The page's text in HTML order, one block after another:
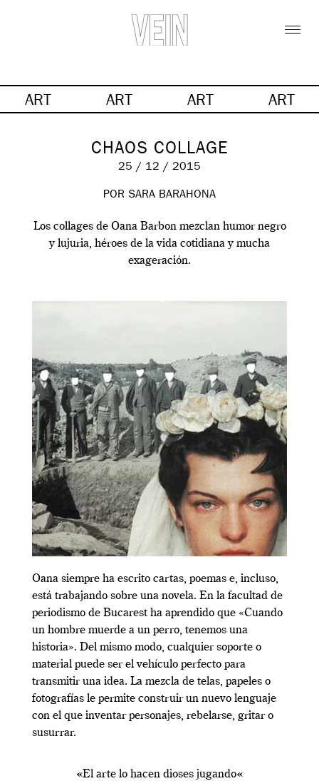
ART ART ART ART
CHAOS COLLAGE
25 / 12 / 2015
POR SARA BARAHONA
Los collages de Oana Barbon mezclan humor negro
y lujuria, héroes de la vida cotidiana y mucha
exageración.
Oana siempre ha escrito cartas, poemas e, incluso,
está trabajando sobre una novela. En la facultad de
periodismo de Bucarest ha aprendido que «Cuando
un hombre muerde a un perro, tenemos una
historia». Del mismo modo, cualquier soporte o
material puede ser el vehículo perfecto para
transmitir una idea. La mezcla de telas, papeles o
fotografías le permite construir un nuevo lenguaje
con el que inventar personajes, rebelarse, gritar o
susurrar.
«El arte lo hacen dioses jugando«